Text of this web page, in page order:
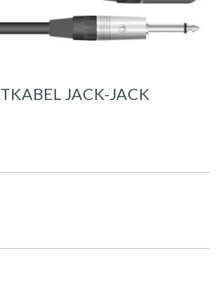
JACK-JACK